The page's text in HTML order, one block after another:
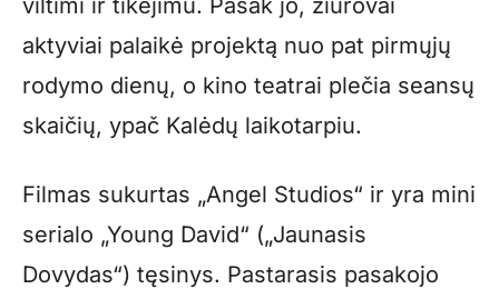
aktyviai palaikė projektą nuo pat pirmųjų
rodymo dienų, o kino teatrai plečia seansų
skaičių, ypač Kalėdų laikotarpiu.
Filmas sukurtas „Angel Studios“ ir yra mini
serialo „Young David“ („Jaunasis
Dovydas“) tęsinys. Pastarasis pasakojo